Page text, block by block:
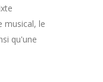
musical, le
qu'une